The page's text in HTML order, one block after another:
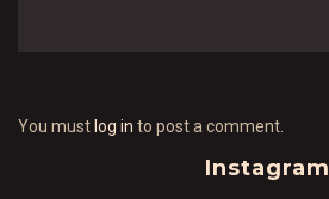
You must log in to post a comment.
Instagram